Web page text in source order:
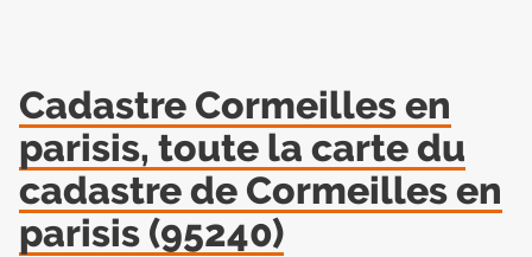
Cadastre Cormeilles en
parisis, toute la carte du
cadastre de Cormeilles en
parisis (95240)